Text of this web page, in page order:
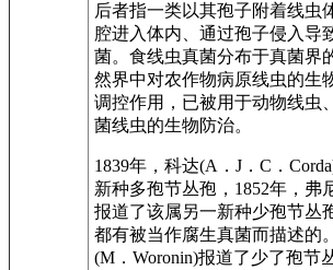
后者指一类以其孢子附着线虫
腔进入体内、通过孢子侵入导
菌。食线虫真菌分布于真菌界
然界中对农作物病原线虫的生
调控作用，已被用于动物线虫
菌线虫的生物防治。
1839年，科达(A．J．C．
新种多孢节丛孢，1852年，弗
报道了该属另一新种少孢节丛
都有被当作腐生真菌而描述的
(M．Woronin)报道了少了孢节